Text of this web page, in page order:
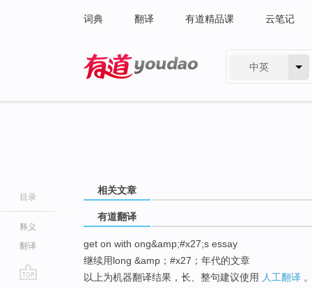
词典 翻译 有道精品课 云笔记
中英
目录
释义
翻译
相关文章
有道翻译
get on with ong&amp;#x27;s essay
继续用long &amp；#x27；年代的文章
以上为机器翻译结果，长、整句建议使用 人工翻译